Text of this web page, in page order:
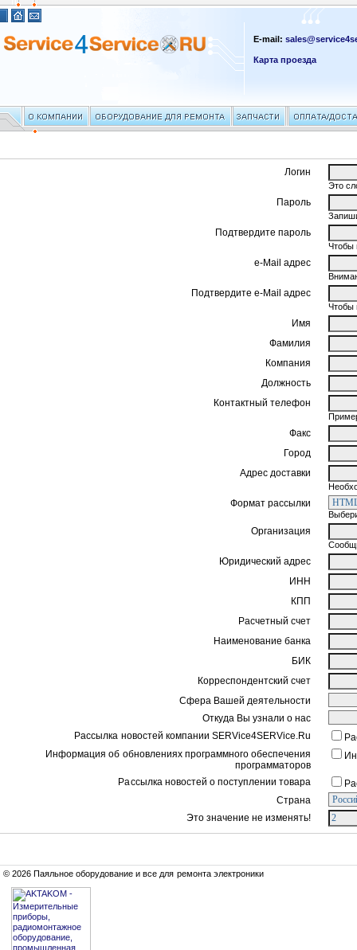
E-mail:
Карта проезда
Логин
Это
Пароль
Подтвердите пароль
Чтобы
e-Mail адрес
Подтвердите e-Mail адрес
Чтобы
Имя
Фамилия
Компания
Должность
Контактный телефон
Факс
Город
Адрес доставки
Формат рассылки
Организация
Юридический адрес
ИНН
КПП
Расчетный счет
Наименование банка
БИК
Корреспондентский счет
Сфера Вашей деятельности
Откуда Вы узнали о нас
Рассылка новостей компании SERVice4SERVice.Ru
Информация об обновлениях программного обеспечения
программаторов
Рассылка новостей о поступлении товара
Страна
Это значение не изменять!
© 2026 Паяльное оборудование и все для ремонта электроники